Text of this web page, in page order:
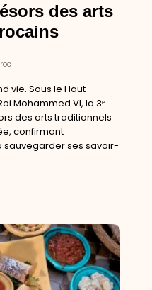
des arts
vie. Sous le Haut
Mohammed VI, la 3ᵉ
des arts traditionnels
confirmant
sauvegarder ses savoir-